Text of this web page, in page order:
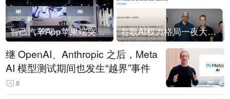
智己汽车App苹果端突然“下架” 谷歌AI权力格局一夜大洗牌
继 OpenAI、Anthropic 之后，Meta
AI 模型测试期间也发生“越界”事件
8